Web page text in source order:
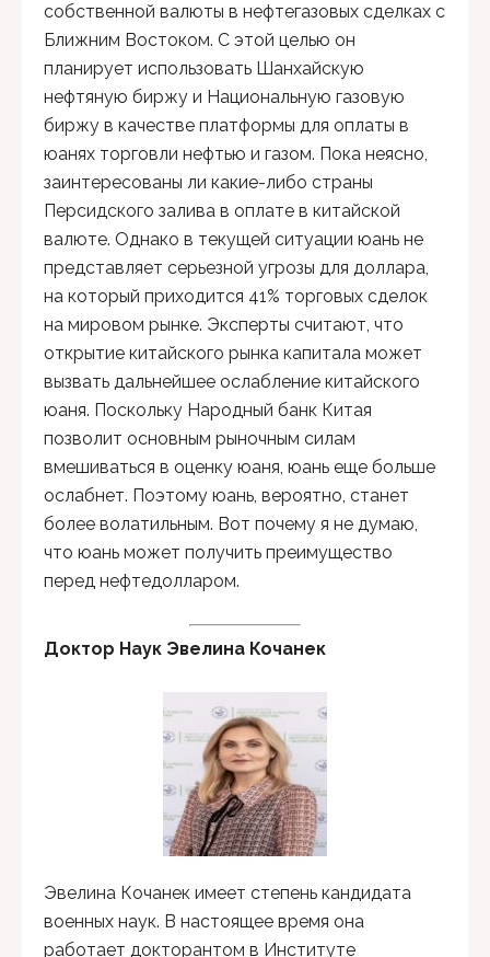
собственной валюты в нефтегазовых сделках с
Ближним Востоком. С этой целью он
планирует использовать Шанхайскую
нефтяную биржу и Национальную газовую
биржу в качестве платформы для оплаты в
юанях торговли нефтью и газом. Пока неясно,
заинтересованы ли какие-либо страны
Персидского залива в оплате в китайской
валюте. Однако в текущей ситуации юань не
представляет серьезной угрозы для доллара,
на который приходится 41% торговых сделок
на мировом рынке. Эксперты считают, что
открытие китайского рынка капитала может
вызвать дальнейшее ослабление китайского
юаня. Поскольку Народный банк Китая
позволит основным рыночным силам
вмешиваться в оценку юаня, юань еще больше
ослабнет. Поэтому юань, вероятно, станет
более волатильным. Вот почему я не думаю,
что юань может получить преимущество
перед нефтедолларом.
Доктор Наук Эвелина Кочанек
Эвелина Кочанек имеет степень кандидата
военных наук. В настоящее время она
работает докторантом в Институте